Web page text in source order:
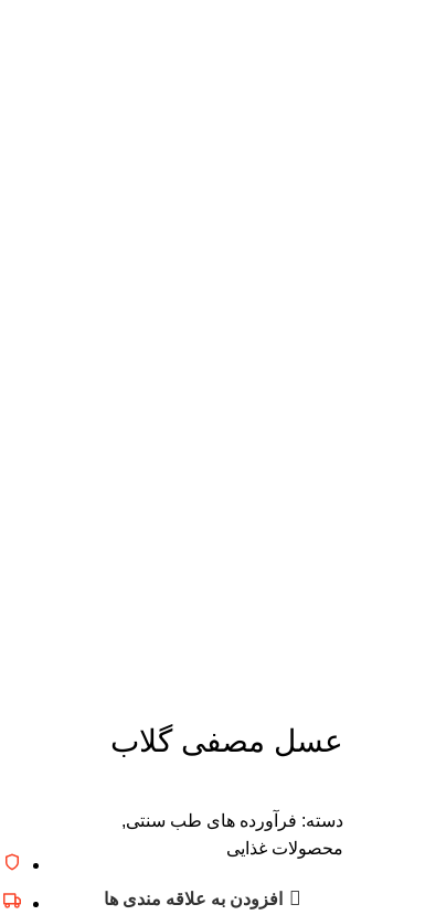
عسل مصفی گلاب
دسته: فرآورده های طب سنتی,
محصولات غذایی
افزودن به علاقه مندی ها